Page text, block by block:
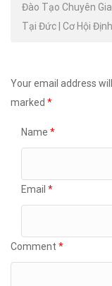
Đào Tạo Chuyên
Tại Đức | Cơ Hội
Your email address
marked *
Name *
Email *
Comment *